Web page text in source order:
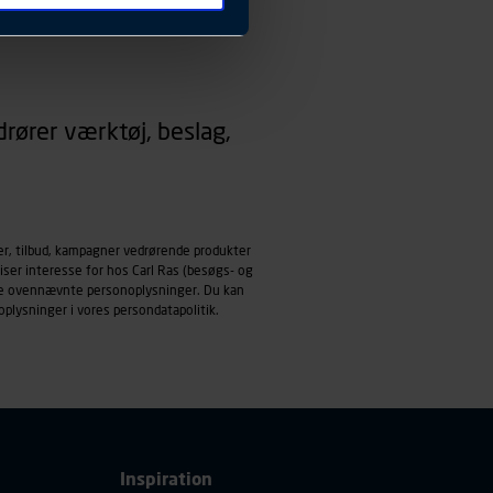
foretrukne sprog, og den
og apps med
behandles der
tidspunkt, hvad der
af
værktøj, beslag,
tilbud, kampagner vedrørende produkter
interesse for hos Carl Ras (besøgs- og
ovennævnte personoplysninger. Du kan
i vores persondatapolitik.
Inspiration